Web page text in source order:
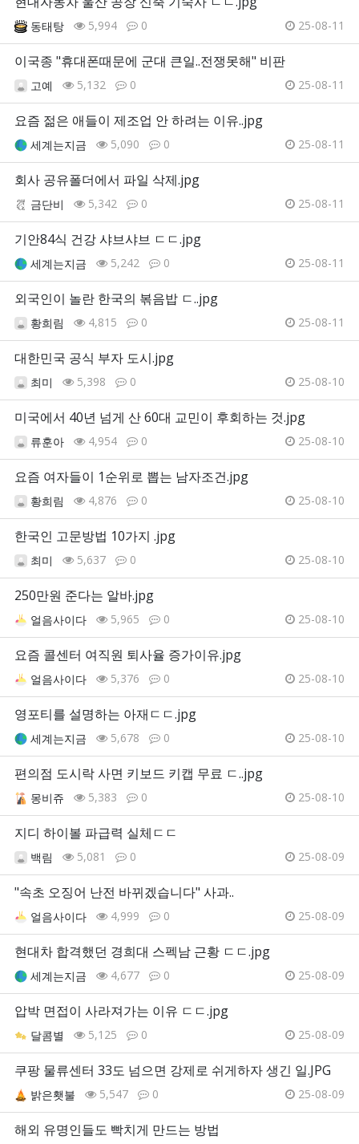
동태탕 5,994 0 25-08-11
이국종 "휴대폰때문에 군대 큰일..전쟁못해" 비판
고예 5,132 0 25-08-11
요즘 젊은 애들이 제조업 안 하려는 이유..jpg
세계는지금 5,090 0 25-08-11
회사 공유폴더에서 파일 삭제.jpg
금단비 5,342 0 25-08-11
기안84식 건강 샤브샤브 ㄷㄷ.jpg
세계는지금 5,242 0 25-08-11
외국인이 놀란 한국의 볶음밥 ㄷ..jpg
황희림 4,815 0 25-08-11
대한민국 공식 부자 도시.jpg
최미 5,398 0 25-08-10
미국에서 40년 넘게 산 60대 교민이 후회하는 것.jpg
류훈아 4,954 0 25-08-10
요즘 여자들이 1순위로 뽑는 남자조건.jpg
황희림 4,876 0 25-08-10
한국인 고문방법 10가지 .jpg
최미 5,637 0 25-08-10
250만원 준다는 알바.jpg
얼음사이다 5,965 0 25-08-10
요즘 콜센터 여직원 퇴사율 증가이유.jpg
얼음사이다 5,376 0 25-08-10
영포티를 설명하는 아재ㄷㄷ.jpg
세계는지금 5,678 0 25-08-10
편의점 도시락 사면 키보드 키캡 무료 ㄷ..jpg
몽비쥬 5,383 0 25-08-10
지디 하이볼 파급력 실체ㄷㄷ
백림 5,081 0 25-08-09
"속초 오징어 난전 바뀌겠습니다" 사과..
얼음사이다 4,999 0 25-08-09
현대차 합격했던 경희대 스펙남 근황 ㄷㄷ.jpg
세계는지금 4,677 0 25-08-09
압박 면접이 사라져가는 이유 ㄷㄷ.jpg
달콤별 5,125 0 25-08-09
쿠팡 물류센터 33도 넘으면 강제로 쉬게하자 생긴 일.JPG
밝은횃불 5,547 0 25-08-09
해외 유명인들도 빡치게 만드는 방법